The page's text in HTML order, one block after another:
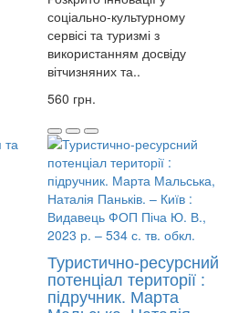
соціально-культурному
сервісі та туризмі з
використанням досвіду
вітчизняних та..
560 грн.
Туристично-ресурсний
потенціал території :
підручник. Марта